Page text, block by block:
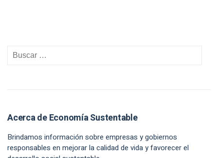
Acerca de Economía Sustentable
Brindamos información sobre empresas y gobiernos
responsables en mejorar la calidad de vida y favorecer el